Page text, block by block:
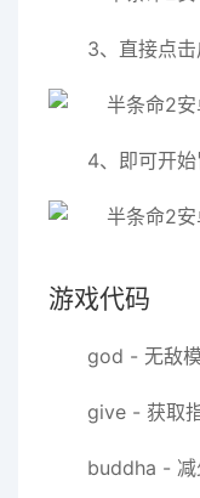
3、直接点击
4、即可开始
游戏代码
god - 无敌
give - 获取
buddha - 减